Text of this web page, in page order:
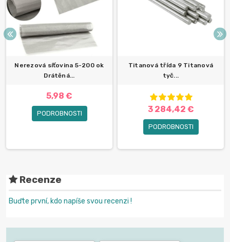
Nerezová síťovina 5-200 ok
Drátěná...
5,98 €
PODROBNOSTI
Titanová třída 9 Titanová
tyč...
3 284,42 €
PODROBNOSTI
Recenze
Buďte první, kdo napíše svou recenzi !